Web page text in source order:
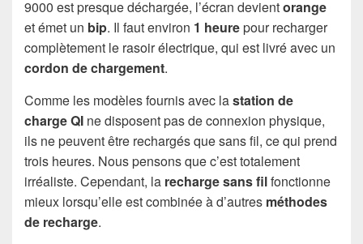
9000 est presque déchargée, l’écran devientorange
et émet un bip. Il faut environ 1 heurepour recharger
complètement le rasoir électrique, qui est livré avec un
cordon de chargement.
Comme les modèles fournis avec lastation de
charge QI ne disposent pas de connexion physique,
ils ne peuvent être rechargés que sans fil, ce qui prend
trois heures. Nous pensons que c’est totalement
irréaliste. Cependant, la recharge sans filfonctionne
mieux lorsqu’elle est combinée à d’autres méthodes
de recharge.